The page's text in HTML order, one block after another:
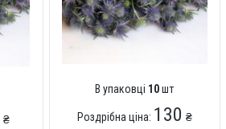
₴
В упаковці 10шт
Роздрібна ціна: 130 ₴